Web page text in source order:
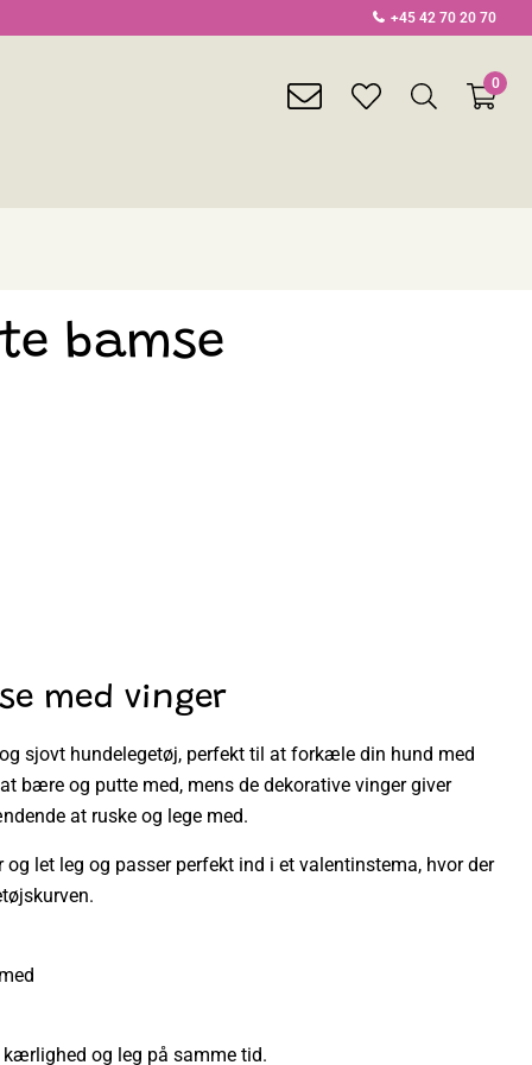
envelopeheart
search0
+45 42 70 20 70
bamse
med vinger
sjovt hundelegetøj, perfekt til at forkæle din hund med
bære og putte med, mens de dekorative vinger giver
at ruske og lege med.
let leg og passer perfekt ind i et valentinstema, hvor der
kærlighed og leg på samme tid.